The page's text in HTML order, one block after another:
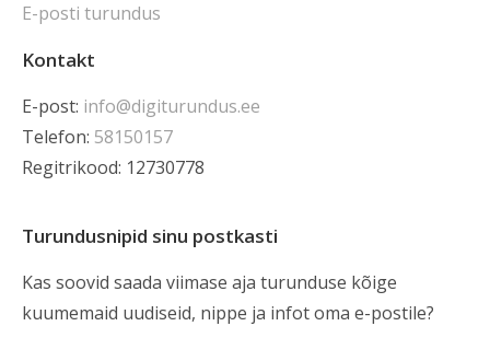
E-posti turundus
Kontakt
E-post: info@digiturundus.ee
Telefon: 58150157
Regitrikood: 12730778
Turundusnipid sinu postkasti
Kas soovid saada viimase aja turunduse kõige
kuumemaid uudiseid, nippe ja infot oma e-postile?